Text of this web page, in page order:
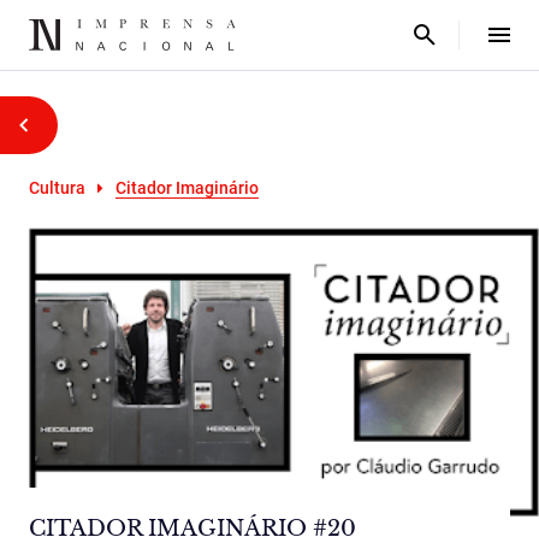
Cultura Citador Imaginário
CITADOR IMAGINÁRIO #20